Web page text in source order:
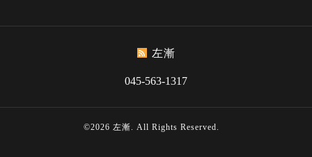
左漸
045-563-1317
©2026 左漸. All Rights Reserved.